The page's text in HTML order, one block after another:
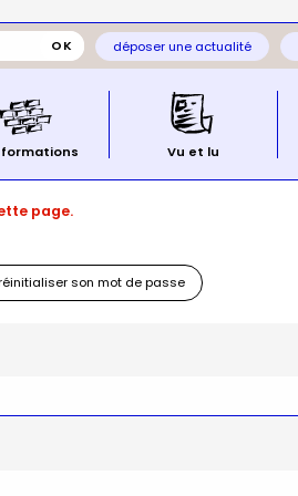
déposer une actualité
formations Vu et lu
page.
son mot de passe